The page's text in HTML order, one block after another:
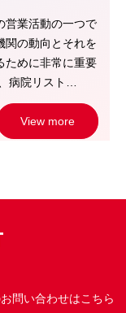
営業活動の一つで
関の動向とそれを
ために非常に重要
病院リスト…
View more
問い合わせはこちら